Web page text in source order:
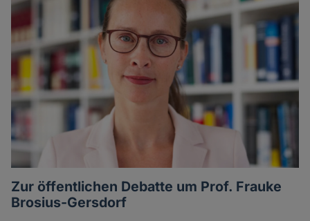
Zur öffentlichen Debatte um Prof. Frauke
Brosius-Gersdorf